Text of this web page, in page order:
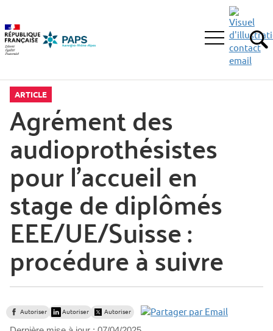
la
recherche
menu
principal,
contenu
Ouvrir
ARTICLE
Agrément des
audioprothésistes
pour l’accueil en
stage de diplômés
EEE/UE/Suisse :
procédure à suivre
Autoriser Autoriser Autoriser